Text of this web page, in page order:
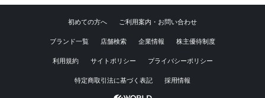
初めての方へ ご利用案内・お問い合わせ
ブランド一覧 店舗検索 企業情報 株主優待制度
利用規約 サイトポリシー プライバシーポリシー
特定商取引法に基づく表記 採用情報